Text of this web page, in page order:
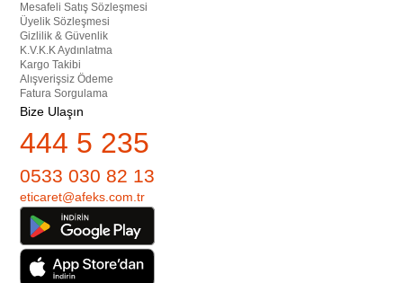
Mesafeli Satış Sözleşmesi
Üyelik Sözleşmesi
Gizlilik & Güvenlik
K.V.K.K Aydınlatma
Kargo Takibi
Alışverişsiz Ödeme
Fatura Sorgulama
Bize Ulaşın
444 5 235
0533 030 82 13
eticaret@afeks.com.tr